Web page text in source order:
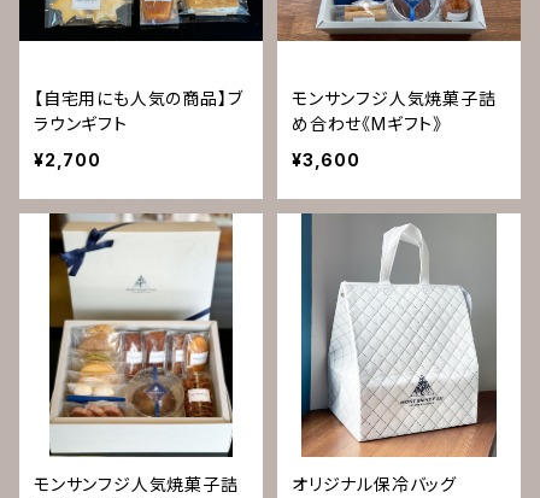
【自宅用にも人気の商品】ブ
ラウンギフト
¥2,700
モンサンフジ人気焼菓子詰
め合わせ《Mギフト》
¥3,600
モンサンフジ人気焼菓子詰
オリジナル保冷バッグ